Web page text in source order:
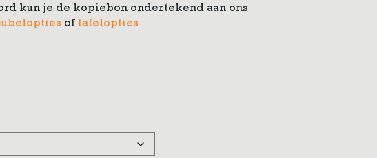
kun je de kopiebon ondertekend aan ons
of tafelopties